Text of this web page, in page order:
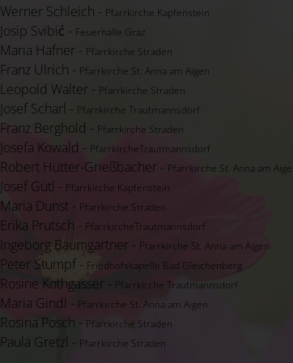
Werner Schleich - Pfarrkirche Kapfenstein
Josip Svibić - Feuerhalle Graz
Maria Hafner - Pfarrkirche Straden
Franz Ulrich - Pfarrkirche St. Anna am Aigen
Leopold Walter - Pfarrkirche Straden
Josef Scharl - Pfarrkirche Trautmannsdorf
Franz Berghold - Pfarrkirche Straden
Josefa Kowald - PfarrkircheTrautmannsdorf
Robert Hütter-Grießbacher - Pfarrkirche St. Anna am
Josef Gütl - Pfarrkirche Kapfenstein
Maria Dunst - Pfarrkirche Straden
Erika Prutsch - PfarrkircheTrautmannsdorf
Ingeborg Baumgartner - Pfarrkirche St. Anna am Aigen
Peter Stumpf - Friedhofskapelle Bad Gleichenberg
Rosine Kothgasser - Pfarrkirche Trautmannsdorf
Maria Gindl - Pfarrkirche St. Anna am Aigen
Rosina Posch - Pfarrkirche Straden
Paula Gretzl - Pfarrkirche Straden